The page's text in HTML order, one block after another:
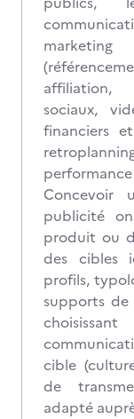
affiliation,
sociaux,
financiers
Concevoir
publicité
produit ou
des cibles
profils,
supports de
cible
de
adapté